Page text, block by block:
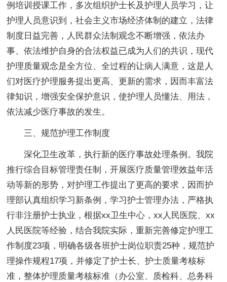
例培训授课工作，多次组织护士长及护理人员学习，让
护理人员意识到，社会主义市场经济体制的建立，法律
制度日益完善，人民群众法制观念不断增强，依法办
事、依法维护自身的合法权益已成为人们的共识，现代
护理质量观念是全方位、全过程的让病人满意，这是人
们对医疗护理服务提出更高、更新的需求，因而丰富法
律知识，增强安全保护意识，使护理人员懂法、用法，
依法减少医疗事故的发生。
三、规范护理工作制度
深化卫生改革，执行新的医疗事故处理条例。我院
推行综合目标管理责任制，开展医疗质量管理效益年活
动等新的形势，对护理工作提出了更高的要求，因而护
理部认真组织学习新条例，学习护士管理办法，严格执
行非注册护士执业，根据xx卫生中心，xx人民医院、xx
人民医院等经验，结合我院实际，重新完善修定护理工
作制度23项，明确各级各班护士岗位职责25种，规范护
理操作规程17项，并修定了护士长、护士质量考核标
准，整体护理质量考核标准（办公室、质检科、总务科